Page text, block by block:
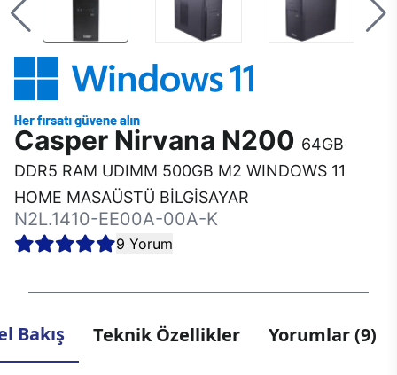
Casper Nirvana N200 64GB
DDR5 RAM UDIMM 500GB M2 WINDOWS 11
HOME MASAÜSTÜ BİLGİSAYAR
N2L.1410-EE00A-00A-K
9 Yorum
Bakış Teknik Özellikler Yorumlar (9)